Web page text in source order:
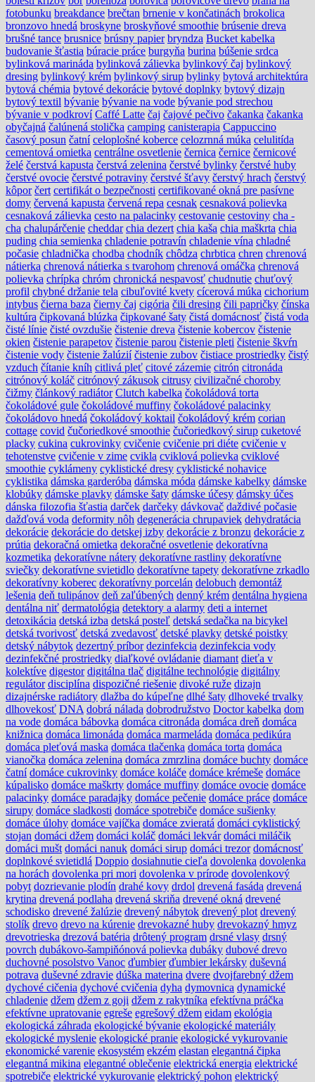
fotobunku breakdance brečtan brnenie v končatinách brokolica
bronzovo hnedá broskyne broskyňové smoothie brúsenie dreva
brušné tance brusnice brúsny papier bryndza Bucket kabelka
budovanie šťastia búracie práce burgyňa burina búšenie srdca
bylinková marináda bylinková zálievka bylinkový čaj bylinkový
dresing bylinkový krém bylinkový sirup bylinky bytová architektúra
bytová chémia bytové dekorácie bytové doplnky bytový dizajn
bytový textil bývanie bývanie na vode bývanie pod strechou
bývanie v podkroví Caffé Latte čaj čajové pečivo čakanka čakanka
obyčajná čalúnená stolička camping canisterapia Cappuccino
časový posun čatní celoplošné koberce celozrnná múka celulitída
cementová omietka centrálne osvetlenie černica černice černicové
želé čerstvá kapusta čerstvá zelenina čerstvé bylinky čerstvé huby
čerstvé ovocie čerstvé potraviny čerstvé šťavy čerstvý hrach čerstvý
kôpor čert certifikát o bezpečnosti certifikované okná pre pasívne
domy červená kapusta červená repa cesnak cesnaková polievka
cesnaková zálievka cesto na palacinky cestovanie cestoviny cha -
cha chalupárčenie cheddar chia dezert chia kaša chia maškrta chia
puding chia semienka chladenie potravín chladenie vína chladné
počasie chladnička chodba chodník chôdza chrbtica chren chrenová
nátierka chrenová nátierka s tvarohom chrenová omáčka chrenová
polievka chrípka chróm chronická nespavosť chudnutie chuťový
profil chybné držanie tela cibuľovité kvety cícerová múka cichorium
intybus čierna baza čierny čaj cigória čili dresing čili papričky čínska
kultúra čipkovaná blúzka čipkované šaty čistá domácnosť čistá voda
čisté línie čisté ovzdušie čistenie dreva čistenie kobercov čistenie
okien čistenie parapetov čistenie parou čistenie pleti čistenie škvŕn
čistenie vody čistenie žalúzií čistenie zubov čistiace prostriedky čistý
vzduch čítanie kníh citlivá pleť citové zázemie citrón citronáda
citrónový koláč citrónový zákusok citrusy civilizačné choroby
čižmy článkový radiátor Clutch kabelka čokoládová torta
čokoládové gule čokoládové muffiny čokoládové palacinky
čokoládovo hnedá čokoládový koktail čokoládový krém corian
cottage covid čučoriedkové smoothie čučoriedkový sirup cuketové
placky cukina cukrovinky cvičenie cvičenie pri diéte cvičenie v
tehotenstve cvičenie v zime cvikla cviklová polievka cviklové
smoothie cyklámeny cyklistické dresy cyklistické nohavice
cyklistika dámska garderóba dámska móda dámske kabelky dámske
klobúky dámske plavky dámske šaty dámske účesy dámsky účes
dánska filozofia šťastia darček darčeky dávkovač daždivé počasie
dažďová voda deformity nôh degenerácia chrupaviek dehydratácia
dekorácie dekorácie do detskej izby dekorácie z bronzu dekorácie z
prútia dekoračná omietka dekoračné osvetlenie dekoratívna
kozmetika dekoratívne nátery dekoratívne rastliny dekoratívne
sviečky dekoratívne svietidlo dekoratívne tapety dekoratívne zrkadlo
dekoratívny koberec dekoratívny porcelán delobuch demontáž
lešenia deň tulipánov deň zaľúbených denný krém dentálna hygiena
dentálna niť dermatológia detektory a alarmy deti a internet
detoxikácia detská izba detská posteľ detská sedačka na bicykel
detská tvorivosť detská zvedavosť detské plavky detské poistky
detský nábytok dezertný príbor dezinfekcia dezinfekcia vody
dezinfekčné prostriedky diaľkové ovládanie diamant dieťa v
kolektíve digestor digitálna tlač digitálne technológie digitálny
regulátor disciplína dispozičné riešenie divoké ruže dizajn
dizajnérske radiátory dlažba do kúpeľne dlhé šaty dlhoveké trvalky
dlhovekosť DNA dobrá nálada dobrodružstvo Doctor kabelka dom
na vode domáca bábovka domáca citronáda domáca dreň domáca
knižnica domáca limonáda domáca marmeláda domáca pedikúra
domáca pleťová maska domáca tlačenka domáca torta domáca
vianočka domáca zelenina domáca zmrzlina domáce buchty domáce
čatní domáce cukrovinky domáce koláče domáce krémeše domáce
kúpalisko domáce maškrty domáce muffiny domáce ovocie domáce
palacinky domáce paradajky domáce pečenie domáce práce domáce
sirupy domáce sladkosti domáce spotrebiče domáce sušienky
domáce úlohy domáce vajíčka domáce zvieratá domáci cyklistický
stojan domáci džem domáci koláč domáci lekvár domáci miláčik
domáci mušt domáci nanuk domáci sirup domáci trezor domácnosť
doplnkové svietidlá Doppio dosiahnutie cieľa dovolenka dovolenka
na horách dovolenka pri mori dovolenka v prírode dovolenkový
pobyt dozrievanie plodín drahé kovy drdol drevená fasáda drevená
krytina drevená podlaha drevená skriňa drevené okná drevené
schodisko drevené žalúzie drevený nábytok drevený plot drevený
stolík drevo drevo na kúrenie drevokazné huby drevokazný hmyz
drevotrieska drezová batéria drôtený program drsné vlasy drsný
povrch dubákovo-šampiňónová polievka dubáky dubové drevo
duchovné posolstvo Vanoc ďumbier ďumbier lekársky duševná
potrava duševné zdravie dúška materina dvere dvojfarebný džem
dychové cičenia dychové cvičenia dyha dymovnica dynamické
chladenie džem džem z goji džem z rakytníka efektívna práčka
efektívne upratovanie egreše egrešový džem eidam ekológia
ekologická záhrada ekologické bývanie ekologické materiály
ekologické myslenie ekologické pranie ekologické vykurovanie
ekonomické varenie ekosystém ekzém elastan elegantná čipka
elegantná mikina elegantné oblečenie elektrická energia elektrické
spotrebiče elektrické vykurovanie elektrický pohon elektrický